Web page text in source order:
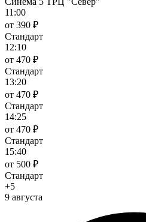
11:00
от 390 ₽
Стандарт
12:10
от 470 ₽
Стандарт
13:20
от 470 ₽
Стандарт
14:25
от 470 ₽
Стандарт
15:40
от 500 ₽
Стандарт
+5
9 августа